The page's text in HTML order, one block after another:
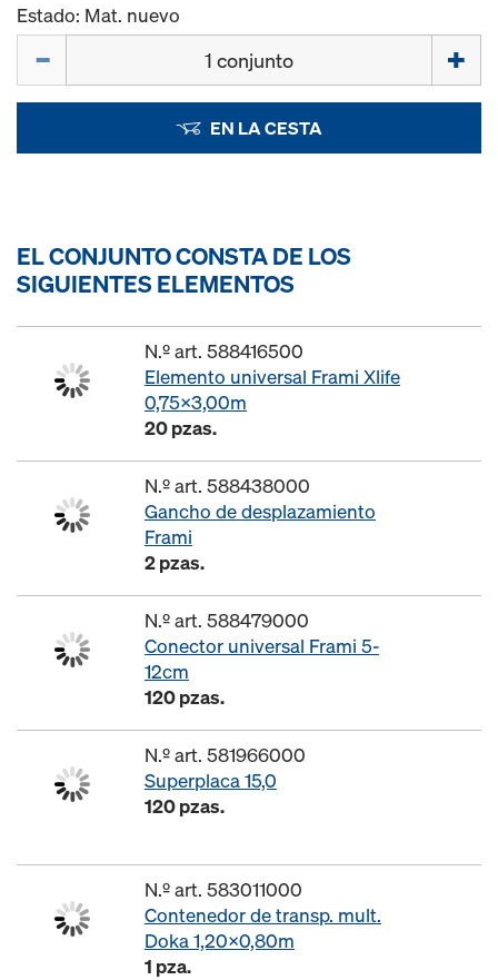
Estado: Mat. nuevo
EN LA CESTA
EL CONJUNTO CONSTA DE LOS
SIGUIENTES ELEMENTOS
N.º art. 588416500
Elemento universal Frami Xlife
0,75x3,00m
20 pzas.
N.º art. 588438000
Gancho de desplazamiento
Frami
2 pzas.
N.º art. 588479000
Conector universal Frami 5-
12cm
120 pzas.
N.º art. 581966000
Superplaca 15,0
120 pzas.
N.º art. 583011000
Contenedor de transp. mult.
Doka 1,20x0,80m
1 pza.